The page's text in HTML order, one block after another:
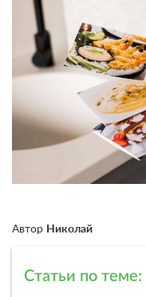
Автор Николай
Статьи по теме: